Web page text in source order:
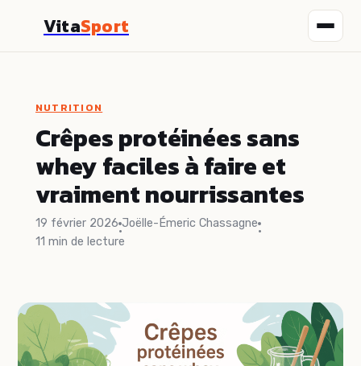
VitaSport
Nutrition
Sport
Santé
Bien-être
NUTRITION
Crêpes protéinées sans
whey faciles à faire et
vraiment nourrissantes
19 février 2026
·
Joëlle-Émeric Chassagne
·
11 min de lecture